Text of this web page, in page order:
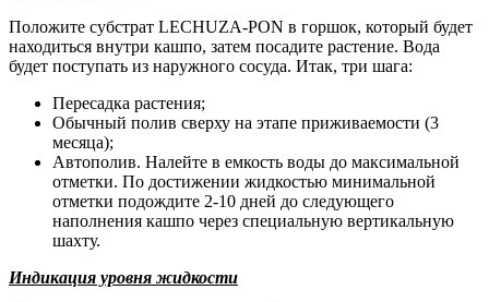
Положите субстрат LECHUZA-PON в горшок, который будет
находиться внутри кашпо, затем посадите растение. Вода
будет поступать из наружного сосуда. Итак, три шага:
Пересадка растения;
Обычный полив сверху на этапе приживаемости (3
месяца);
Автополив. Налейте в емкость воды до максимальной
отметки. По достижении жидкостью минимальной
отметки подождите 2-10 дней до следующего
наполнения кашпо через специальную вертикальную
шахту.
Индикация уровня жидкости